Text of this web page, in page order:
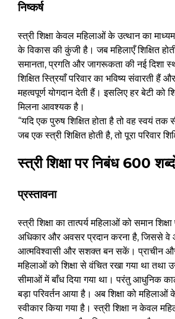
निष्कर्ष
स्त्री शिक्षा केवल महिलाओं के उत्थान का माध्यम
के विकास की कुंजी है। जब महिलाएँ शिक्षित
समानता, प्रगति और जागरूकता की नई दिशा
शिक्षित स्त्रियाँ परिवार का भविष्य संवारती हैं
महत्वपूर्ण योगदान देती हैं। इसलिए हर बेटी को
मिलना आवश्यक है।
“यदि एक पुरुष शिक्षित होता है तो वह स्वयं तक
जब एक स्त्री शिक्षित होती है, तो पूरा परिवार
स्त्री शिक्षा पर निबंध 600
प्रस्तावना
स्त्री शिक्षा का तात्पर्य महिलाओं को समान
अधिकार और अवसर प्रदान करना है, जिससे वे
आत्मविश्वासी और सशक्त बन सकें। प्राचीन
महिलाओं को शिक्षा से वंचित रखा गया था तथा
सीमाओं में बाँध दिया गया था। परंतु आधुनिक
बड़ा परिवर्तन आया है। अब शिक्षा को
स्वीकार किया गया है। स्त्री शिक्षा न केवल